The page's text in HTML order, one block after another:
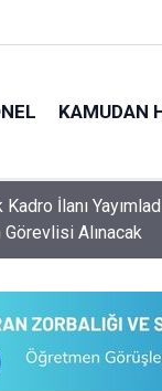
KAMUDAN
İlanı
Alınacak